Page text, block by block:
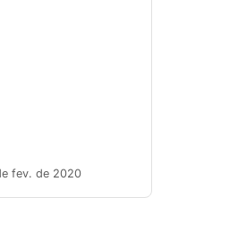
fev. de 2020